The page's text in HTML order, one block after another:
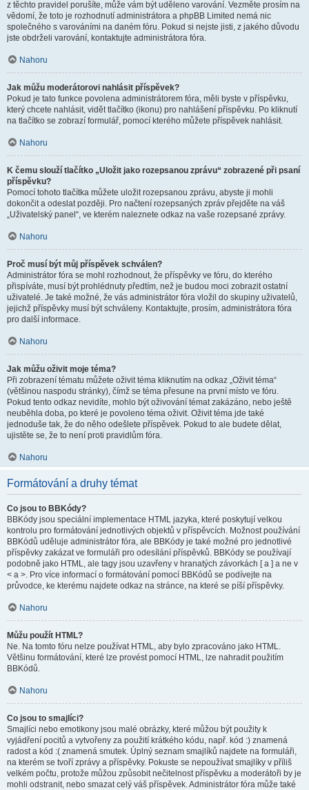
z těchto pravidel porušíte, může vám být uděleno varování. Vezměte prosím na
vědomí, že toto je rozhodnutí administrátora a phpBB Limited nemá nic
společného s varováními na daném fóru. Pokud si nejste jisti, z jakého důvodu
jste obdrželi varování, kontaktujte administrátora fóra.
Nahoru
Jak můžu moderátorovi nahlásit příspěvek?
Pokud je tato funkce povolena administrátorem fóra, měli byste v příspěvku,
který chcete nahlásit, vidět tlačítko (ikonu) pro nahlášení příspěvku. Po kliknutí
na tlačítko se zobrazí formulář, pomocí kterého můžete příspěvek nahlásit.
Nahoru
K čemu slouží tlačítko „Uložit jako rozepsanou zprávu“ zobrazené při psaní
příspěvku?
Pomocí tohoto tlačítka můžete uložit rozepsanou zprávu, abyste ji mohli
dokončit a odeslat později. Pro načtení rozepsaných zpráv přejděte na váš
„Uživatelský panel“, ve kterém naleznete odkaz na vaše rozepsané zprávy.
Nahoru
Proč musí být můj příspěvek schválen?
Administrátor fóra se mohl rozhodnout, že příspěvky ve fóru, do kterého
přispíváte, musí být prohlédnuty předtím, než je budou moci zobrazit ostatní
uživatelé. Je také možné, že vás administrátor fóra vložil do skupiny uživatelů,
jejichž příspěvky musí být schváleny. Kontaktujte, prosím, administrátora fóra
pro další informace.
Nahoru
Jak můžu oživit moje téma?
Při zobrazení tématu můžete oživit téma kliknutím na odkaz „Oživit téma“
(většinou naspodu stránky), čímž se téma přesune na první místo ve fóru.
Pokud tento odkaz nevidíte, mohlo být oživování témat zakázáno, nebo ještě
neuběhla doba, po které je povoleno téma oživit. Oživit téma jde také
jednoduše tak, že do něho odešlete příspěvek. Pokud to ale budete dělat,
ujistěte se, že to není proti pravidlům fóra.
Nahoru
Formátování a druhy témat
Co jsou to BBKódy?
BBKódy jsou speciální implementace HTML jazyka, které poskytují velkou
kontrolu pro formátování jednotlivých objektů v příspěvcích. Možnost používání
BBKódů uděluje administrátor fóra, ale BBKódy je také možné pro jednotlivé
příspěvky zakázat ve formuláři pro odesílání příspěvků. BBKódy se používají
podobně jako HTML, ale tagy jsou uzavřeny v hranatých závorkách [ a ] a ne v
< a >. Pro více informací o formátování pomocí BBKódů se podívejte na
průvodce, ke kterému najdete odkaz na stránce, na které se píší příspěvky.
Nahoru
Můžu použít HTML?
Ne. Na tomto fóru nelze používat HTML, aby bylo zpracováno jako HTML.
Většinu formátování, které lze provést pomocí HTML, lze nahradit použitím
BBKódů.
Nahoru
Co jsou to smajlíci?
Smajlíci nebo emotikony jsou malé obrázky, které můžou být použity k
vyjádření pocitů a vytvořeny za použití krátkého kódu, např. kód :) znamená
radost a kód :( znamená smutek. Úplný seznam smajlíků najdete na formuláři,
na kterém se tvoří zprávy a příspěvky. Pokuste se nepoužívat smajlíky v příliš
velkém počtu, protože můžou způsobit nečitelnost příspěvku a moderátoři by je
mohli odstranit, nebo smazat celý váš příspěvek. Administrátor fóra může také